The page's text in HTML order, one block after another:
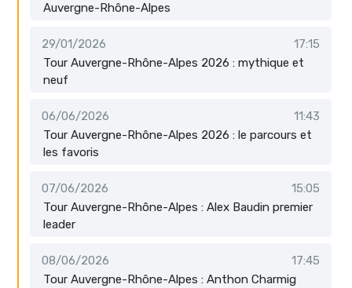
Auvergne-Rhône-Alpes
29/01/2026
17:15
Tour Auvergne-Rhône-Alpes 2026 : mythique et
neuf
06/06/2026
11:43
Tour Auvergne-Rhône-Alpes 2026 : le parcours et
les favoris
07/06/2026
15:05
Tour Auvergne-Rhône-Alpes : Alex Baudin premier
leader
08/06/2026
17:45
Tour Auvergne-Rhône-Alpes : Anthon Charmig